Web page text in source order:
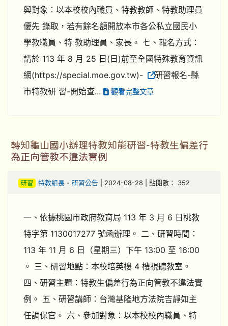
與對象：以本校校內職員、特教教師、特教助理員
優先 錄取，若有餘名額開放本市各公私立國民小
學教職員、特 教助理員、家長。 七、報名方式：
請於 113 年 8 月 25 日(日)前至全國特殊教育資訊
網(https://special.moe.gov.tw)-
研習報名-縣
市特教研 習-開始查...
觀看完整文章
轉知龜山國小辦理特教知能研習-特教生偏差行
為正向管教不違法實例
研習 特教組長- 研習公告 | 2024-08-28 | 點閱數： 352
一、依據桃園市政府教育局 113 年 3 月 6 日桃教
特字第 1130017277 號函辦理。 二、研習時間：
113 年 11 月 6 日（星期三）下午 13:00 至 16:00
。 三、研習地點：本校培英樓 4 樓視聽教室。
四、研習主題：特教生偏差行為正向管教不違法實
例。 五、研習講師：台灣基隆地方法院吉靜如主
任調保官。 六、參加對象：以本校校內職員、特